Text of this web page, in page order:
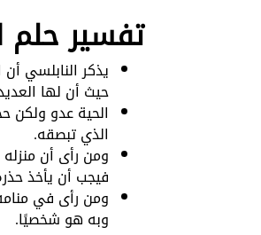
تفسير حلم
يذكر النابلسي
حيث أن لها
الحية عدو ولكن
الذي تبصقه.
ومن رأى أن منزله
فيجب أن يأخذ
ومن رأى في
وبه هو شخصيًا.